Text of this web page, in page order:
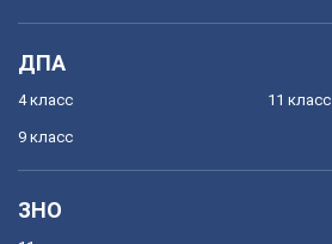
ДПА
4 класс
9 класс
11 класс
ЗНО